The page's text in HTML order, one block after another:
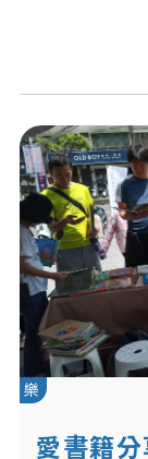
樂
愛書籍